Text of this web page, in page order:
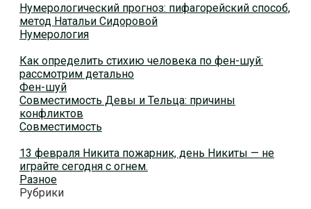
Нумерологический прогноз: пифагорейский способ,
метод Натальи Сидоровой
Нумерология
Как определить стихию человека по фен-шуй:
рассмотрим детально
Фен-шуй
Совместимость Девы и Тельца: причины
конфликтов
Совместимость
13 февраля Никита пожарник, день Никиты — не
играйте сегодня с огнем.
Разное
Рубрики